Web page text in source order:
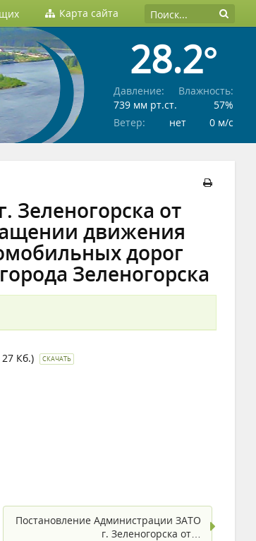
Карта сайта
28.2°
Давление:
739 мм рт.ст.
Влажность:
57%
Ветер:
нет 0 м/c
Зеленогорска от
движения
дорог
Зеленогорска
Кб.) СКАЧАТЬ
Постановление Администрации ЗАТО
г. Зеленогорска от…